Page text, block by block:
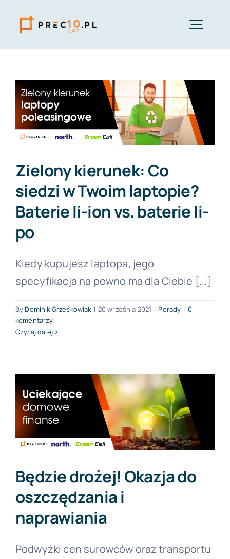
Sklep
Oferta
Serwis
Blog
Forum PŚK
BEZPŁATNA KONSULTACJA
Zielony kierunek: Co
siedzi w Twoim laptopie?
Baterie li-ion vs. baterie li-
po
Kiedy kupujesz laptopa, jego
specyfikacja na pewno ma dla Ciebie [...]
ByDominik Grześkowiak | 20 września 2021 | Porady | 0
komentarzy
Czytaj dalej
Będzie drożej! Okazja do
oszczędzania i
naprawiania
Podwyżki cen surowców oraz transportu